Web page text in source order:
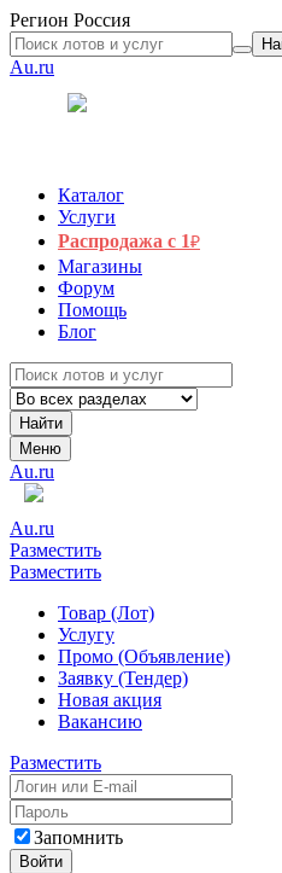
Регион Россия
Au.ru
Каталог
Услуги
Распродажа с 1₽
Магазины
Форум
Помощь
Блог
Найти
Меню
Au.ru
Au.ru
Разместить
Разместить
Товар (Лот)
Услугу
Промо (Объявление)
Заявку (Тендер)
Новая акция
Вакансию
Разместить
Запомнить
Войти